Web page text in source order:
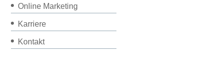
Online Marketing
Karriere
Kontakt